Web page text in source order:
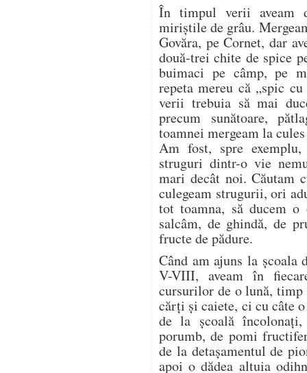
În timpul verii aveam
miriștile de grâu.
Govăra, pe Cornet, dar
două-trei chite de spice
buimaci pe câmp, pe
repeta mereu că „spic
verii trebuia să mai
precum sunătoare,
toamnei mergeam la
Am fost, spre
struguri dintr-o vie
mari decât noi. Căutam
culegeam strugurii, ori
tot toamna, să ducem o
salcâm, de ghindă, de
fructe de pădure.
Când am ajuns la școala
V-VIII, aveam în
cursurilor de o lună, timp
cărți și caiete, ci cu câte
de la școală
porumb, de pomi
de la detașamentul de
apoi o dădea altuia